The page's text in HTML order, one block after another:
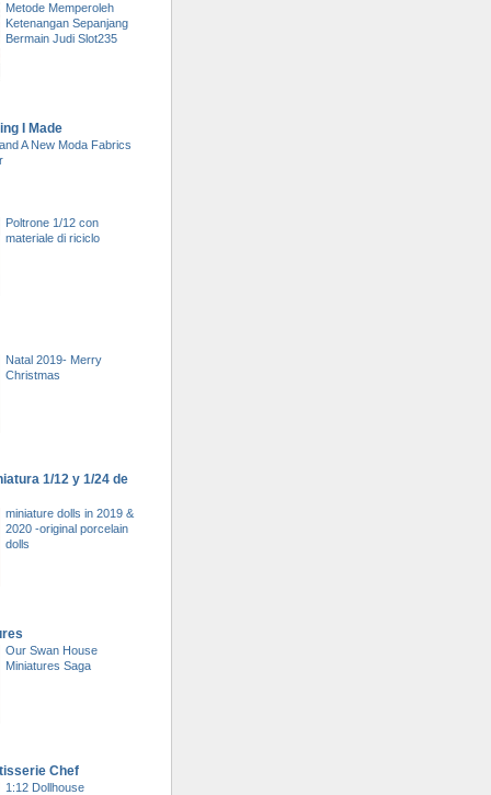
Metode Memperoleh
Ketenangan Sepanjang
Bermain Judi Slot235
I Made
A New Moda Fabrics
Poltrone 1/12 con
materiale di riciclo
Natal 2019- Merry
Christmas
1/12 y 1/24 de
miniature dolls in 2019 &
2020 -original porcelain
dolls
Our Swan House
Miniatures Saga
Chef
1:12 Dollhouse